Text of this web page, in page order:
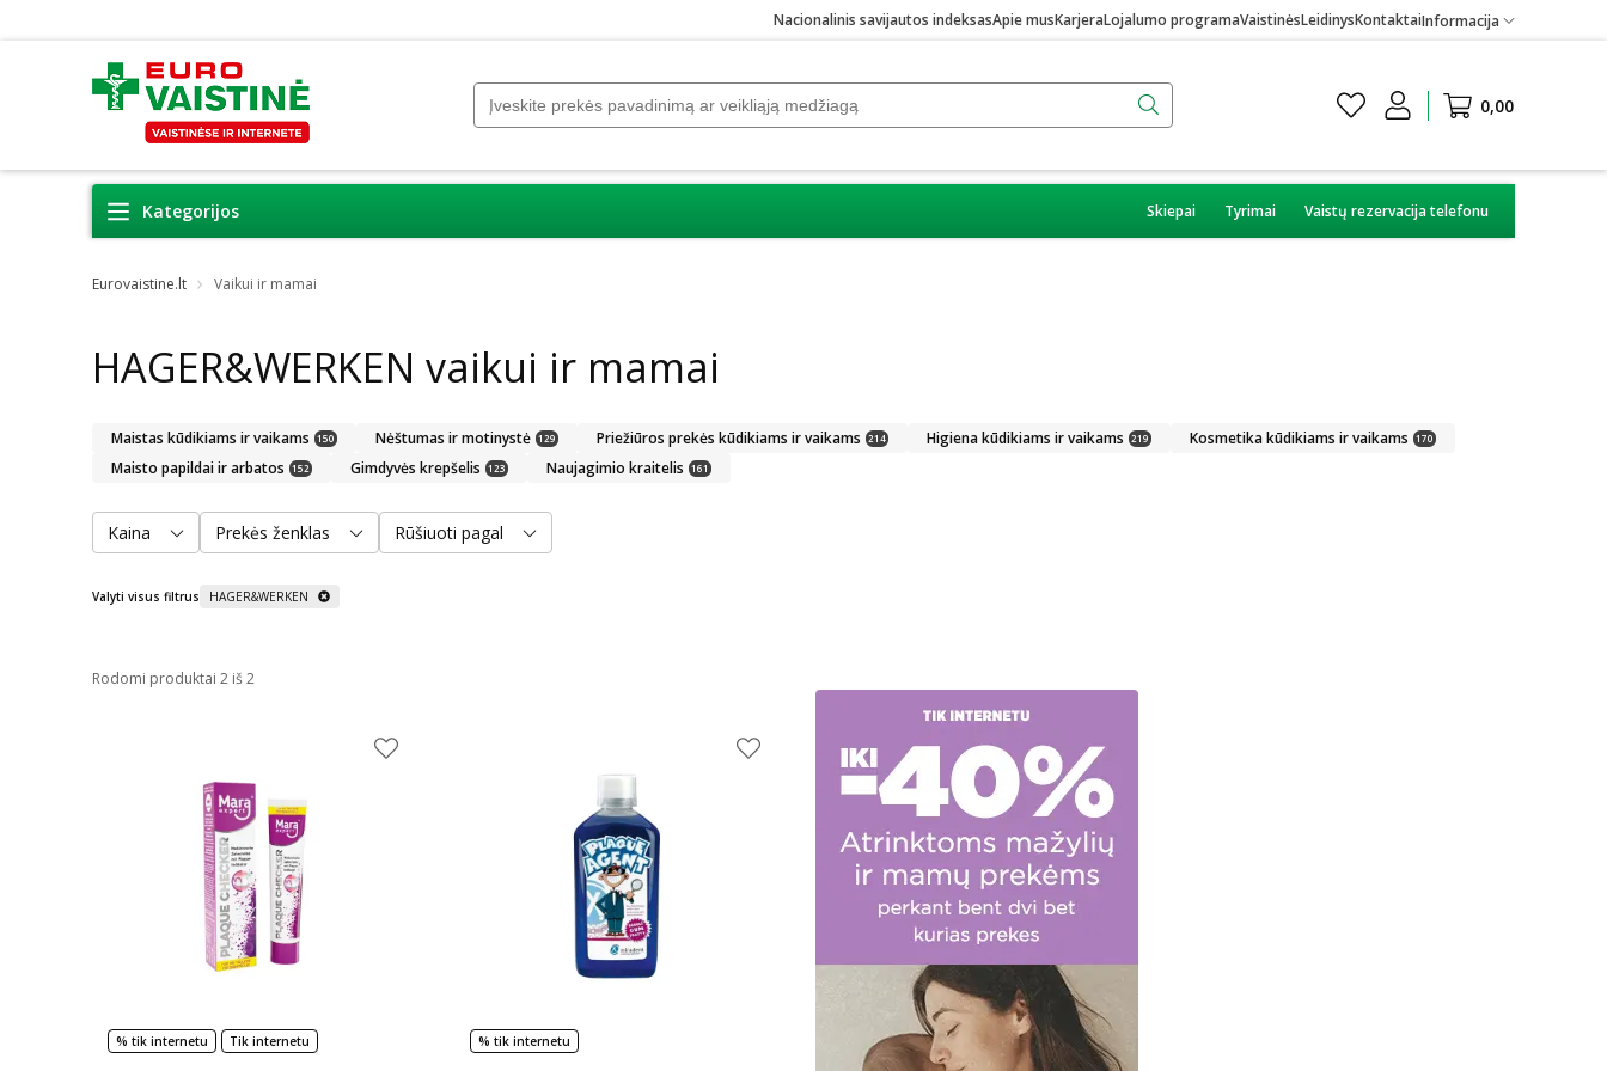
Nacionalinis savijautos indeksasApie musKarjeraLojalumo programaVaistinėsLeidinysKontaktaiInformacija
0,00
Kategorijos Skiepai Tyrimai Vaistų rezervacija telefonu
Eurovaistine.lt Vaikui ir mamai
HAGER&WERKEN vaikui ir mamai
Maistas kūdikiams ir vaikams 150 Nėštumas ir motinystė 129 Priežiūros prekės kūdikiams ir vaikams 214 Higiena kūdikiams ir vaikams 219 Kosmetika kūdikiams ir vaikams 170
Maisto papildai ir arbatos 152 Gimdyvės krepšelis 123 Naujagimio kraitelis 161
Kaina Prekės ženklas Rūšiuoti pagal
Valyti visus filtrus HAGER&WERKEN
Rodomi produktai 2 iš 2
% tik internetu Tik internetu % tik internetu